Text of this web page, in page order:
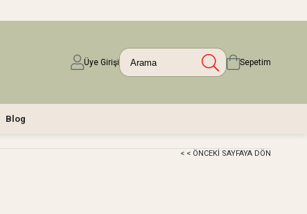
Üye Girişi Sepetim
Blog
< < ÖNCEKI SAYFAYA DÖN